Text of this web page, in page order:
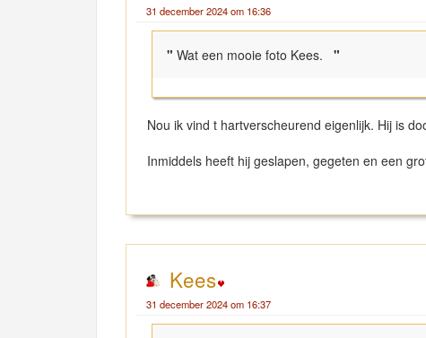
31 december 2024 om 16:36
" Wat een mooie foto Kees. "
Nou ik vind t hartverscheurend eigenlijk. Hij is
Inmiddels heeft hij geslapen, gegeten en een
Kees
31 december 2024 om 16:37